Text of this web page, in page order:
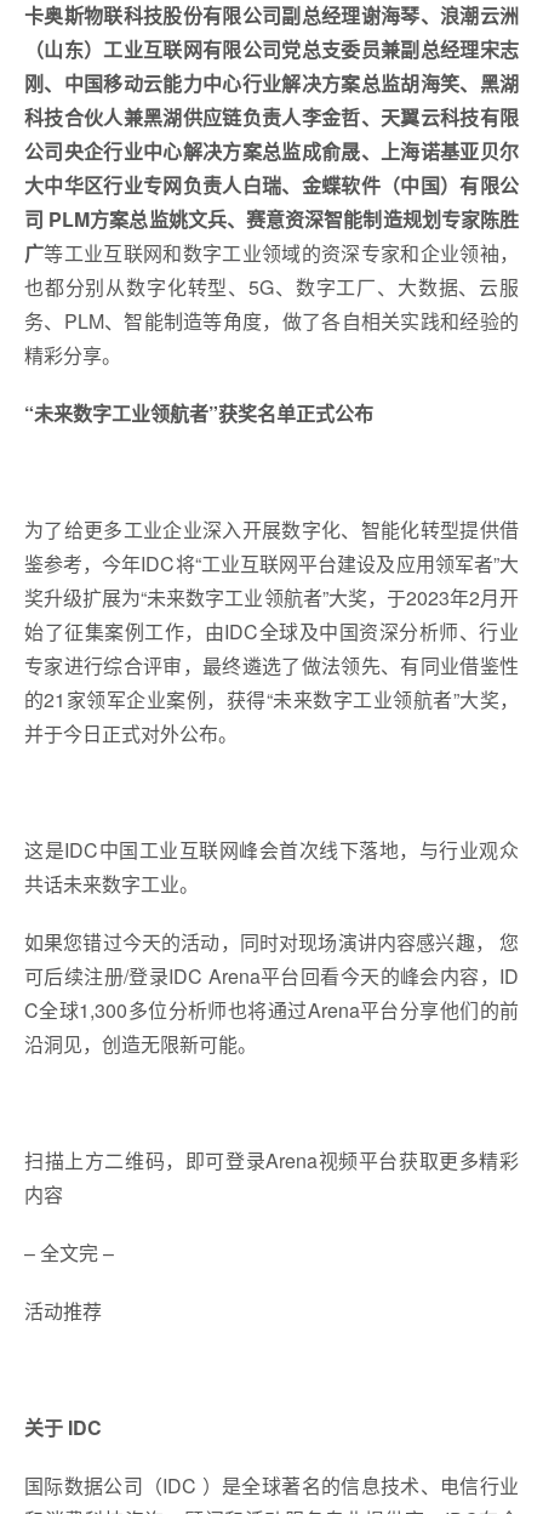
卡奥斯物联科技股份有限公司副总经理谢海琴、 浪潮云洲
（山东）工业互联网有限公司党总支委员兼副总经理宋志
刚、中国移动云能力中心行业解决方案总监胡海笑、黑湖
科技合伙人兼黑湖供应链负责人李金哲、 天翼云科技有限
公司央企行业中心解决方案总监成俞晟、上海诺基亚贝尔
大中华区行业专网负责人白瑞、金蝶软件（中国）有限公
司 PLM方案总监姚文兵、 赛意资深智能制造规划专家陈胜
广等工业互联网和数字工业领域的资深专家和企业领袖，
也都分别从数字化转型、5G、数字工厂、大数据、云服
务、PLM、智能制造等角度，做了各自相关实践和经验的
精彩分享。
“未来数字工业领航者”获奖名单正式公布
为了给更多工业企业深入开展数字化、智能化转型提供借
鉴参考，今年IDC将“工业互联网平台建设及应用领军者”大
奖升级扩展为“未来数字工业领航者”大奖，于2023年2月开
始了征集案例工作，由IDC全球及中国资深分析师、行业
专家进行综合评审，最终遴选了做法领先、有同业借鉴性
的21家领军企业案例，获得“未来数字工业领航者”大奖，
并于今日正式对外公布。
这是IDC中国工业互联网峰会首次线下落地，与行业观众
共话未来数字工业。
如果您错过今天的活动，同时对现场演讲内容感兴趣， 您
可后续注册/登录IDC Arena平台回看今天的峰会内容，ID
C全球1,300多位分析师也将通过Arena平台分享他们的前
沿洞见，创造无限新可能。
扫描上方二维码，即可登录Arena视频平台获取更多精彩
内容
– 全文完 –
活动推荐
关于 IDC
国际数据公司（IDC ）是全球著名的信息技术、电信行业